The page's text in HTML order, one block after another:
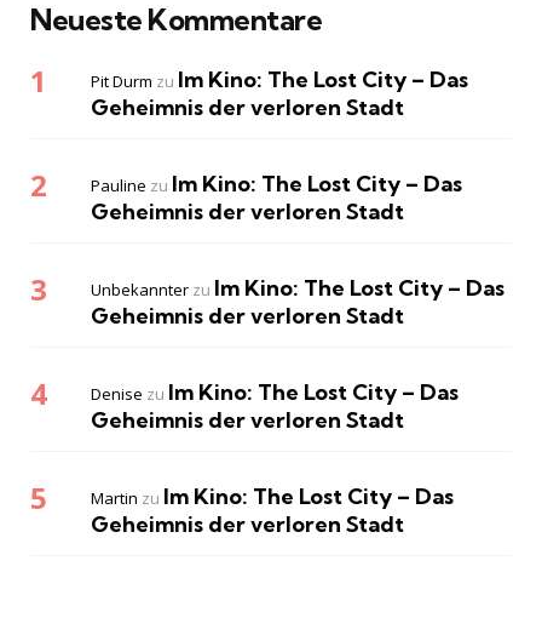
Neueste Kommentare
Pit Durm zu Im Kino: The Lost City – Das
Geheimnis der verloren Stadt
Pauline zu Im Kino: The Lost City – Das
Geheimnis der verloren Stadt
Unbekannter zu Im Kino: The Lost City – Das
Geheimnis der verloren Stadt
Denise zu Im Kino: The Lost City – Das
Geheimnis der verloren Stadt
Martin zu Im Kino: The Lost City – Das
Geheimnis der verloren Stadt